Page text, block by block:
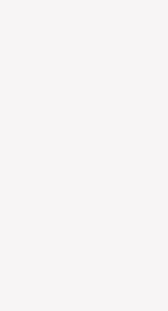
年初，德邦
的价格接
退市，意味
业，德邦快
，德邦快递也